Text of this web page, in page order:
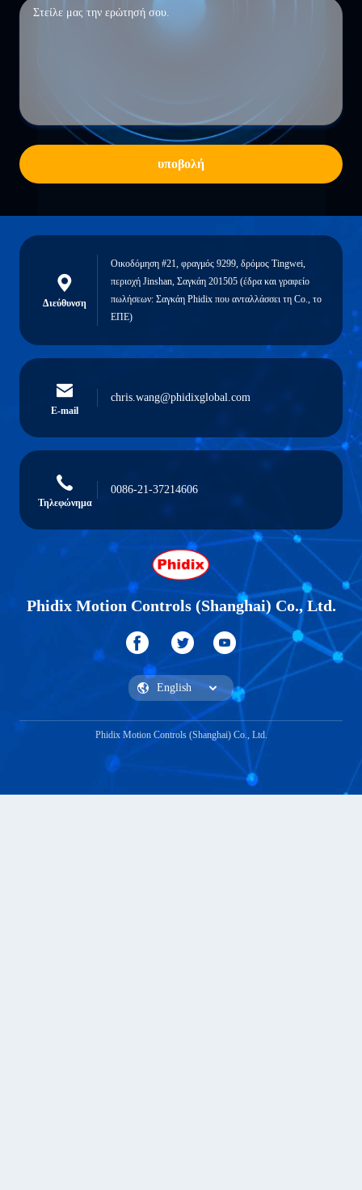
υποβολή
Διεύθυνση
Οικοδόμηση #21, φραγμός 9299, δρόμος Tingwei,
περιοχή Jinshan, Σαγκάη 201505 (έδρα και γραφείο
πωλήσεων: Σαγκάη Phidix που ανταλλάσσει τη Co., το
ΕΠΕ)
E-mail
chris.wang@phidixglobal.com
Τηλεφώνημα
0086-21-37214606
Phidix Motion Controls (Shanghai) Co., Ltd.
Phidix Motion Controls (Shanghai) Co., Ltd.